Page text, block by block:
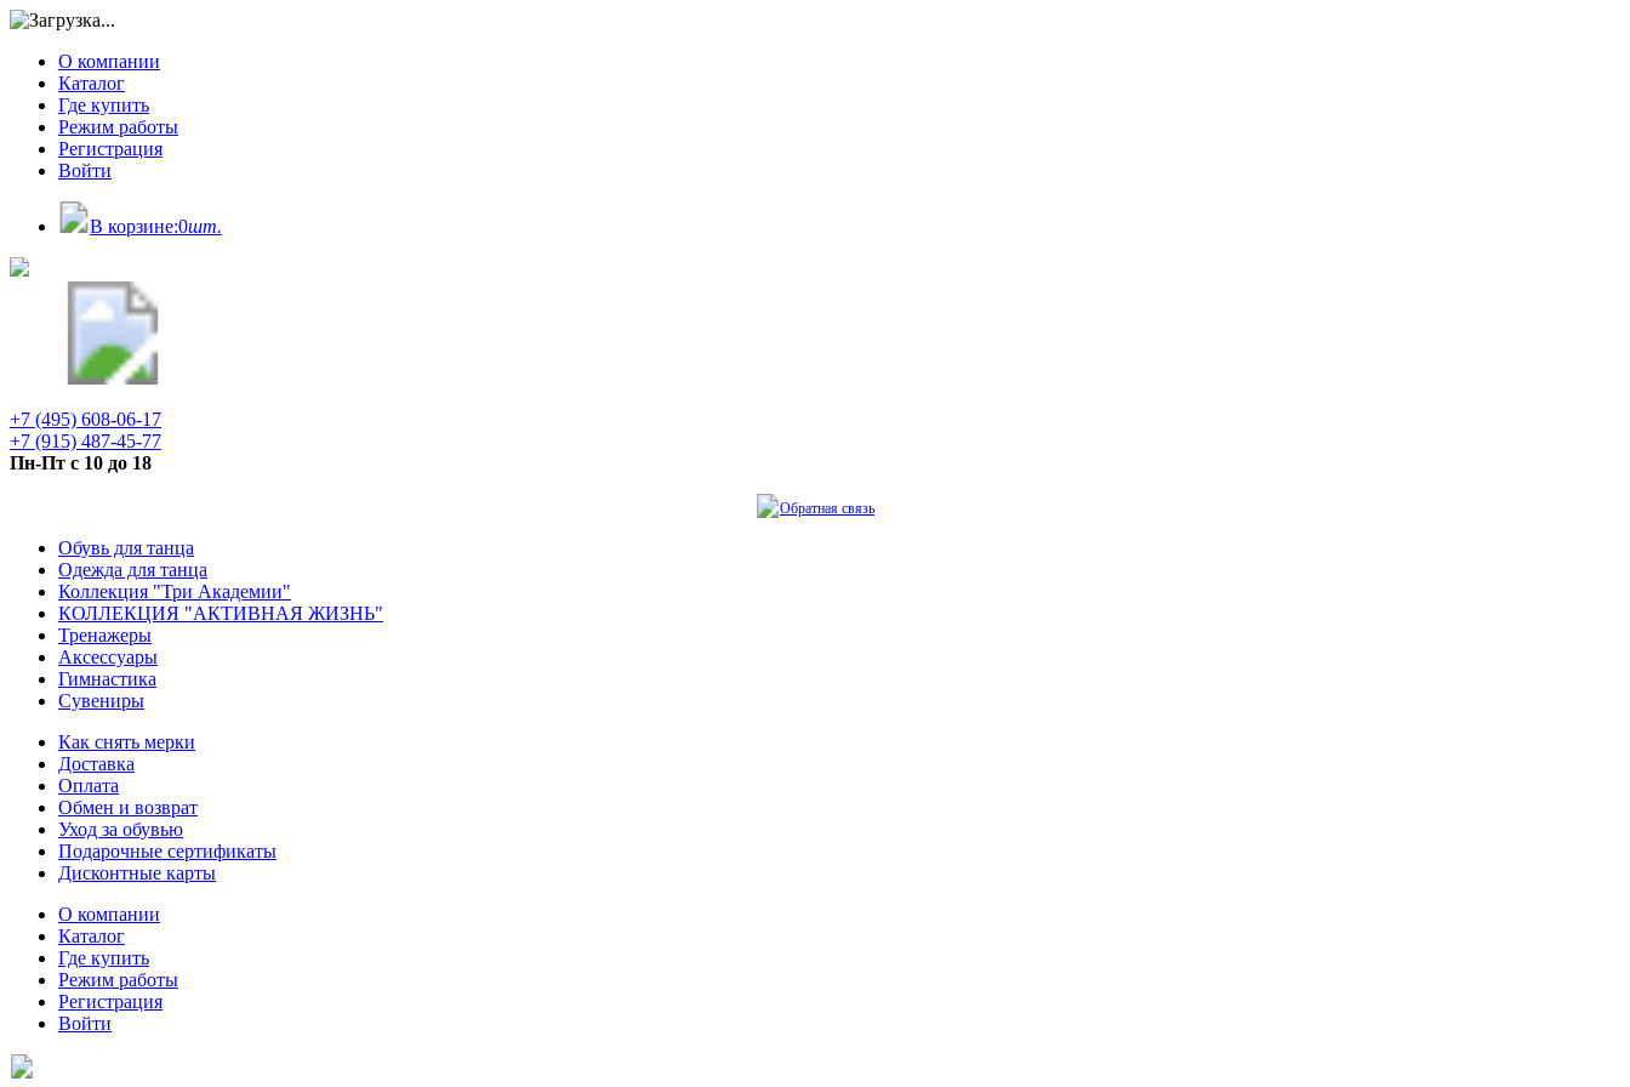
О компании
Каталог
Где купить
Режим работы
Регистрация
Войти
В корзине:0шт.
+7 (495) 608-06-17
+7 (915) 487-45-77
Пн-Пт с 10 до 18
Обратная связь
Обувь для танца
Одежда для танца
Коллекция "Три Академии"
КОЛЛЕКЦИЯ "АКТИВНАЯ ЖИЗНЬ"
Тренажеры
Аксессуары
Гимнастика
Сувениры
Как снять мерки
Доставка
Оплата
Обмен и возврат
Уход за обувью
Подарочные сертификаты
Дисконтные карты
О компании
Каталог
Где купить
Режим работы
Регистрация
Войти